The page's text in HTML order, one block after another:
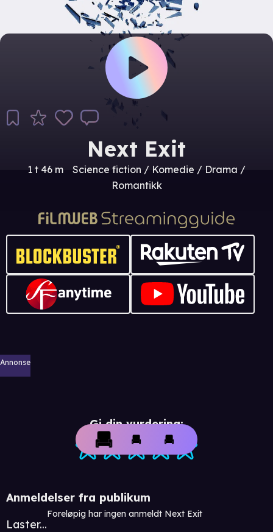
Next Exit
1 t 46 m
Science fiction / Komedie / Drama /
Romantikk
Annonse
Gi din vurdering:
Anmeldelser fra publikum
Laster...
Foreløpig har ingen anmeldt Next Exit